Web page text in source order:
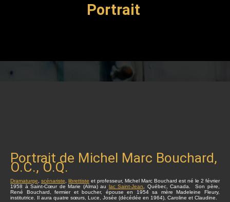
Portrait
Portrait de Michel Marc Bouchard,
O.C., O.Q.
Dramaturge scénariste librettiste et professeur, Michel Marc Bouchard est né le 2 février
1958 à Saint-Cœur de Marie (Alma) au lac Saint-Jean
, Québec, Canada. Son père,
René Bouchard, fermier et boucher, épouse en 1954 sa mère Madeleine Fleury,
institutrice. Il aura quatre sœurs, Luce, Josée (décédée en 1964), Caroline et Claudine.